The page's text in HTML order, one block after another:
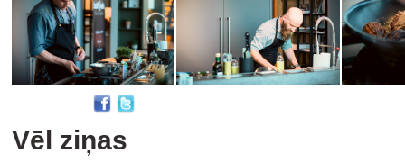
Vēl ziņas